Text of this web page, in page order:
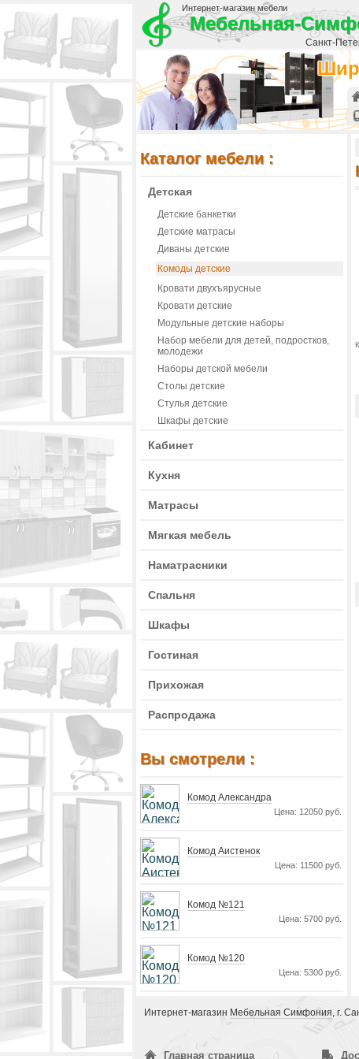
Интернет-магазин мебели
Мебельная-
Санкт-
Каталог мебели :
Детская
Детские банкетки
Детские матрасы
Диваны детские
Комоды детские
Кровати двухъярусные
Кровати детские
Модульные детские наборы
Набор мебели для детей, подростков,
молодежи
Наборы детской мебели
Столы детские
Стулья детские
Шкафы детские
Кабинет
Кухня
Матрасы
Мягкая мебель
Наматрасники
Спальня
Шкафы
Гостиная
Прихожая
Распродажа
Вы смотрели :
Комод Александра
Цена: 12050 руб.
Комод Аистенок
Цена: 11500 руб.
Комод №121
Цена: 5700 руб.
Комод №120
Цена: 5300 руб.
Интернет-магазин Мебельная Симфония, г.
Главная страница